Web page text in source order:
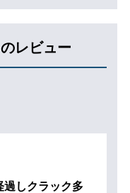
レビュー
過しクラック多